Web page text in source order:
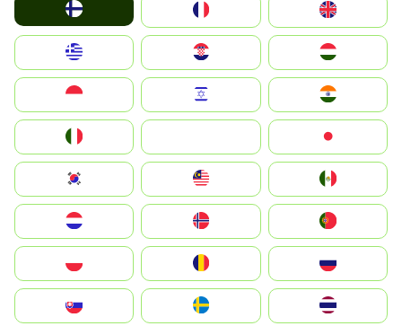
United Kingdom
Magyarország
South Korea